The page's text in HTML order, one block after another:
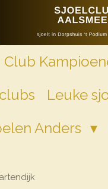
Club
Leuke
Anders